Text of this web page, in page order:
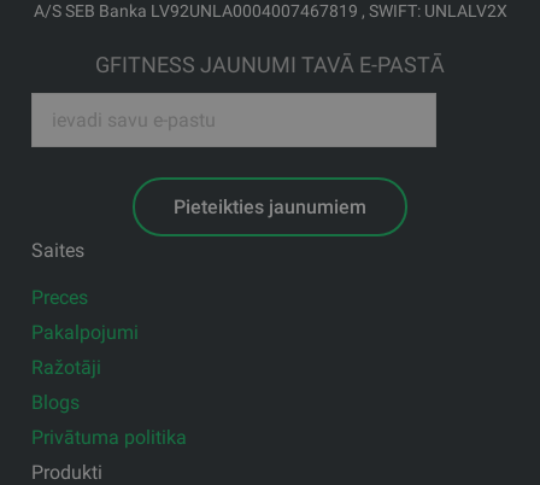
A/S SEB Banka LV92UNLA0004007467819 , SWIFT: UNLALV2X
GFITNESS JAUNUMI TAVĀ E-PASTĀ
Pieteikties jaunumiem
Saites
Preces
Pakalpojumi
Ražotāji
Blogs
Privātuma politika
Produkti